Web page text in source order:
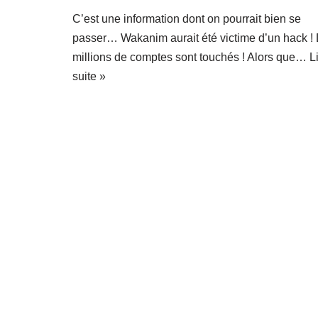
C’est une information dont on pourrait bien se
passer… Wakanim aurait été victime d’un hack !
millions de comptes sont touchés ! Alors que…
suite »